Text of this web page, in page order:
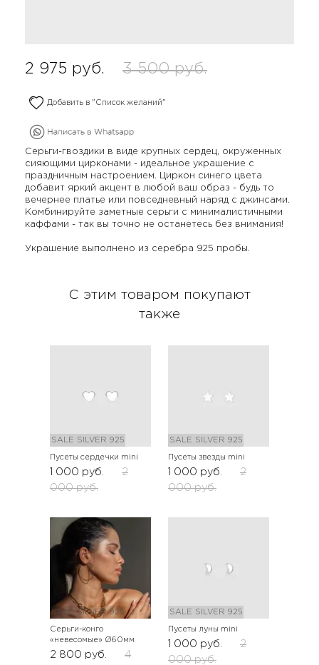
2 975 руб. 3 500 руб.
Добавить в "Список желаний"
Серьги-гвоздики в виде крупных сердец, окруженных
сияющими цирконами - идеальное украшение с
праздничным настроением. Циркон синего цвета
добавит яркий акцент в любой ваш образ - будь то
вечернее платье или повседневный наряд с джинсами.
Комбинируйте заметные серьги с минималистичными
каффами - так вы точно не останетесь без внимания!
Украшение выполнено из серебра 925 пробы.
С этим товаром покупают
также
SALE SILVER 925
Пусеты сердечки mini
1 000 руб.
2
000 руб.
SALE SILVER 925
Пусеты звезды mini
1 000 руб.
2
000 руб.
SALE SILVER 925
Серьги-конго
«невесомые» Ø60мм
2 800 руб. 4
SALE SILVER 925
Пусеты луны mini
1 000 руб.
2
000 руб.